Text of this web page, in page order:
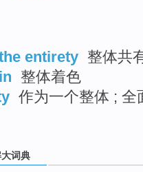
entirety 整体共
整体着色
作为一个整体 ; 全
词典